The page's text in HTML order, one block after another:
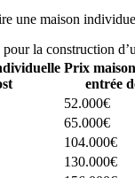
une maison
la construction
Prix
entrée
52.000€
65.000€
104.000€
130.000€